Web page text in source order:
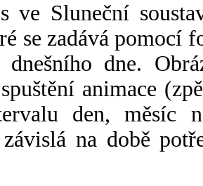
ve Sluneční
se zadává pomocí
dne.
animace
den, měsíc
na době